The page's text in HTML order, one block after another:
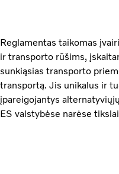
Reglamentas taikomas
ir transporto rūšims,
sunkiąsias transporto
transportą. Jis unikalus ir
įpareigojantys
ES valstybėse narėse